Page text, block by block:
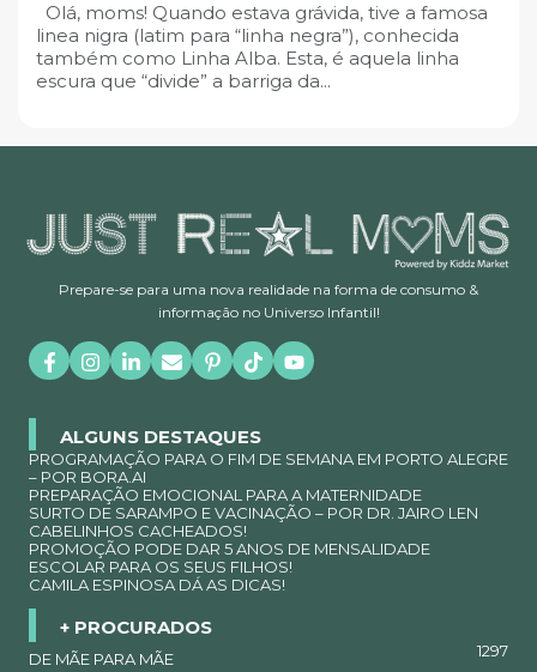
Olá, moms! Quando estava grávida, tive a famosa
linea nigra (latim para “linha negra”), conhecida
também como Linha Alba. Esta, é aquela linha
escura que “divide” a barriga da...
Prepare-se para uma nova realidade na forma de consumo &
informação no Universo Infantil!
ALGUNS DESTAQUES
PROGRAMAÇÃO PARA O FIM DE SEMANA EM PORTO ALEGRE
– POR BORA.AI
PREPARAÇÃO EMOCIONAL PARA A MATERNIDADE
SURTO DE SARAMPO E VACINAÇÃO – POR DR. JAIRO LEN
CABELINHOS CACHEADOS!
PROMOÇÃO PODE DAR 5 ANOS DE MENSALIDADE
ESCOLAR PARA OS SEUS FILHOS!
CAMILA ESPINOSA DÁ AS DICAS!
+ PROCURADOS
DE MÃE PARA MÃE 1297